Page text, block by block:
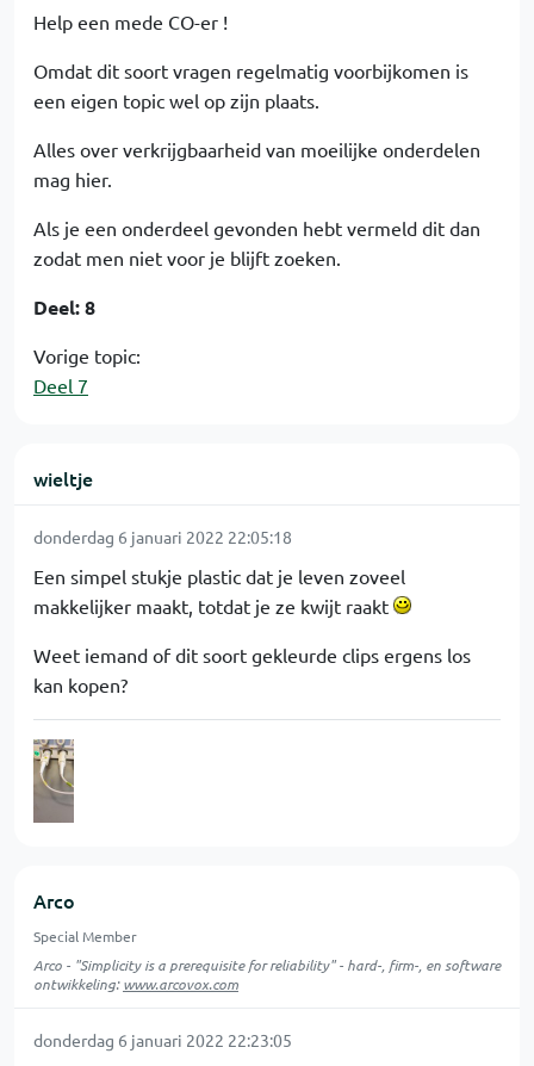
Help een mede CO-er !
Omdat dit soort vragen regelmatig voorbijkomen is
een eigen topic wel op zijn plaats.
Alles over verkrijgbaarheid van moeilijke onderdelen
mag hier.
Als je een onderdeel gevonden hebt vermeld dit dan
zodat men niet voor je blijft zoeken.
Deel: 8
Vorige topic:
Deel 7
wieltje
donderdag 6 januari 2022 22:05:18
Een simpel stukje plastic dat je leven zoveel
makkelijker maakt, totdat je ze kwijt raakt
Weet iemand of dit soort gekleurde clips ergens los
kan kopen?
Arco
Special Member
Arco - "Simplicity is a prerequisite for reliability" - hard-, firm-, en software
ontwikkeling:www.arcovox.com
donderdag 6 januari 2022 22:23:05